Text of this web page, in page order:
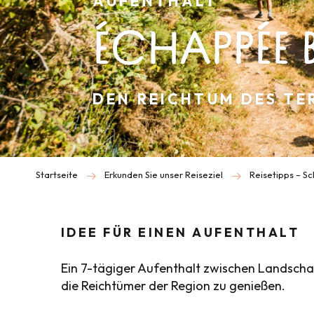
ÉCHAPPÉE
DEN REICHTUM DES
Startseite Erkunden Sie unser Reiseziel Reisetipps –
IDEE FÜR EINEN AUFENTHALT
Ein 7-tägiger Aufenthalt zwischen
die Reichtümer der Region zu genießen.